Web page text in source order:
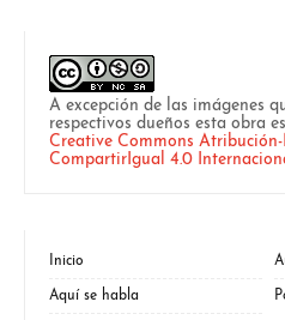
A excepción de las imágenes
respectivos dueños esta obra
Creative Commons
CompartirIgual 4.0
Inicio
Aquí se habla